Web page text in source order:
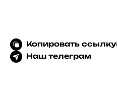
Копировать ссылку
Наш телеграм